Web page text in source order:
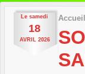
Le samedi
18
AVRIL 2026
Accueil